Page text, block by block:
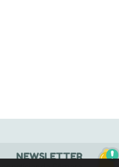
NEWSLETTER